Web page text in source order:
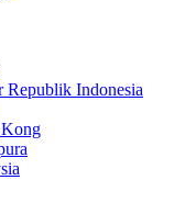
Republik Indonesia